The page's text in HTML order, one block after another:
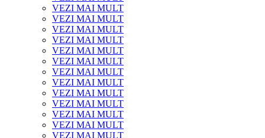
VEZI MAI MULT
VEZI MAI MULT
VEZI MAI MULT
VEZI MAI MULT
VEZI MAI MULT
VEZI MAI MULT
VEZI MAI MULT
VEZI MAI MULT
VEZI MAI MULT
VEZI MAI MULT
VEZI MAI MULT
VEZI MAI MULT
VEZI MAI MULT